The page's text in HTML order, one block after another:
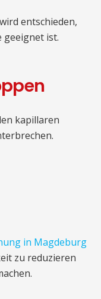
entschieden,
geeignet ist.
kapillaren
in Magdeburg
zu reduzieren